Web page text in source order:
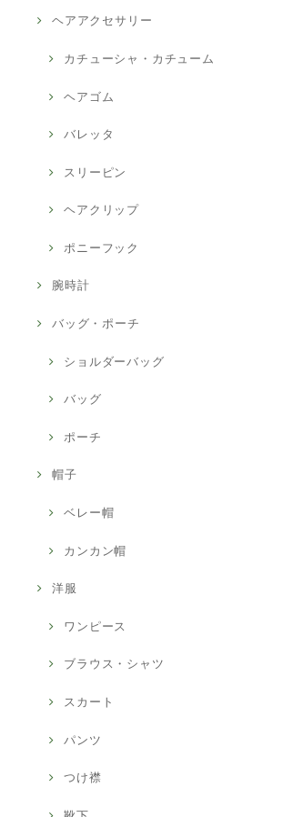
ヘアアクセサリー
カチューシャ・カチューム
ヘアゴム
バレッタ
スリーピン
ヘアクリップ
ポニーフック
腕時計
バッグ・ポーチ
ショルダーバッグ
バッグ
ポーチ
帽子
ベレー帽
カンカン帽
洋服
ワンピース
ブラウス・シャツ
スカート
パンツ
つけ襟